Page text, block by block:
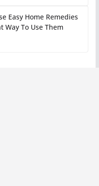
Easy Home Remedies
Way To Use Them